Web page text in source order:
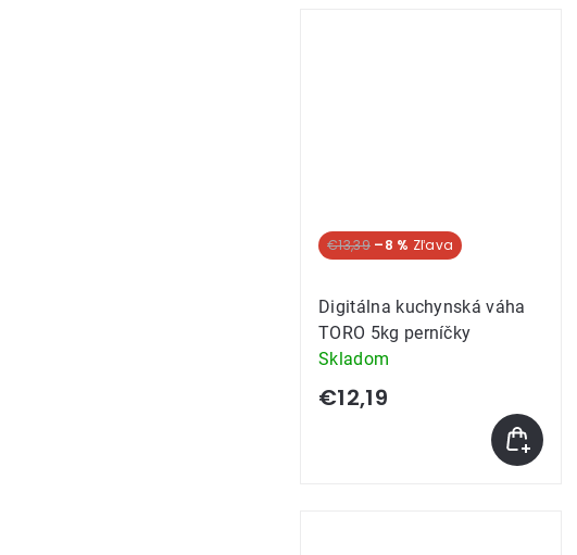
€13,39 –8 %
Digitálna kuchynská váha
TORO 5kg perníčky
Skladom
€12,19